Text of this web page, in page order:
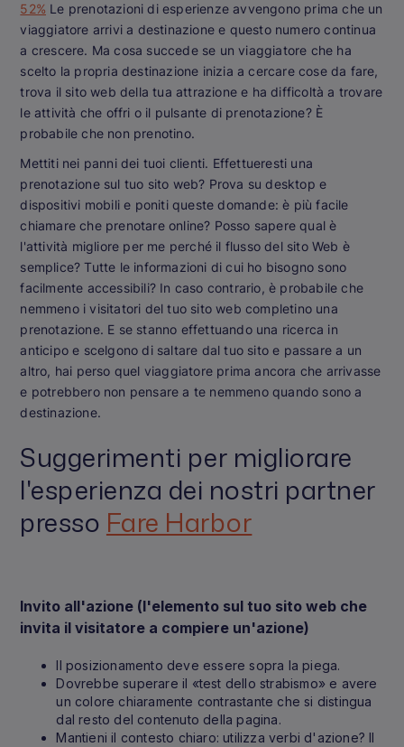
52% Le prenotazioni di esperienze avvengono prima che un
viaggiatore arrivi a destinazione e questo numero continua
a crescere. Ma cosa succede se un viaggiatore che ha
scelto la propria destinazione inizia a cercare cose da fare,
trova il sito web della tua attrazione e ha difficoltà a trovare
le attività che offri o il pulsante di prenotazione? È
probabile che non prenotino.
Mettiti nei panni dei tuoi clienti. Effettueresti una
prenotazione sul tuo sito web? Prova su desktop e
dispositivi mobili e poniti queste domande: è più facile
chiamare che prenotare online? Posso sapere qual è
l'attività migliore per me perché il flusso del sito Web è
semplice? Tutte le informazioni di cui ho bisogno sono
facilmente accessibili? In caso contrario, è probabile che
nemmeno i visitatori del tuo sito web completino una
prenotazione. E se stanno effettuando una ricerca in
anticipo e scelgono di saltare dal tuo sito e passare a un
altro, hai perso quel viaggiatore prima ancora che arrivasse
e potrebbero non pensare a te nemmeno quando sono a
destinazione.
Suggerimenti per migliorare
l'esperienza dei nostri partner
presso Fare Harbor
Invito all'azione (l'elemento sul tuo sito web che
invita il visitatore a compiere un'azione)
Il posizionamento deve essere sopra la piega.
Dovrebbe superare il «test dello strabismo» e avere
un colore chiaramente contrastante che si distingua
dal resto del contenuto della pagina.
Mantieni il contesto chiaro: utilizza verbi d'azione? Il